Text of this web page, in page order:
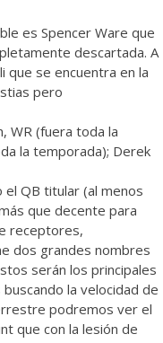
es Spencer Ware que
descartada. A
que se encuentra en la
pero
WR (fuera toda la
la temporada); Derek
el QB titular (al menos
que decente para
receptores,
dos grandes nombres
serán los principales
la velocidad de
podremos ver el
que con la lesión de